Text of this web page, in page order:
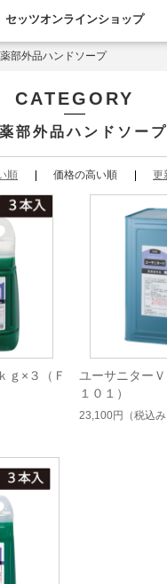
セッツオンラインショップ
部外品ハンドソープ
CATEGORY
部外品ハンドソープ
順 価格の高い順 更
ｇ×３（Ｆ
ユーサニター
１０１）
23,100円 （税込み